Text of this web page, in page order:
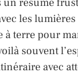
les
à terre pour
souvent
avec